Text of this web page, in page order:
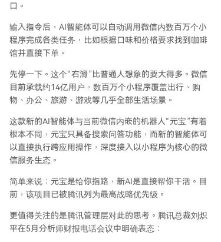
口。
输入指令后，AI智能体可以自动调用微信内数百万个小
程序完成各类任务，比如根据口味和价格要求找到咖啡
馆并直接下单。
先停一下。这个“右滑”比普通人想象的要大得多。微信
目前承载约14亿用户，数百万个小程序覆盖出行、购
物、办公、旅游、游戏等几乎全部生活场景。
这款新的AI智能体与当前微信内嵌的机器人“元宝”有着
根本不同，元宝只具备搜索问答功能，而新的智能体可
以直接执行跨应用操作，深度接入以小程序为核心的微
信服务生态。
简单来说：元宝是给你指路，新AI是直接帮你干活。目
前，该项目已被腾讯列为最高战略优先级。
更值得关注的是腾讯管理层对此的思考。腾讯总裁刘炽
平在5月分析师财报电话会议中明确表态：